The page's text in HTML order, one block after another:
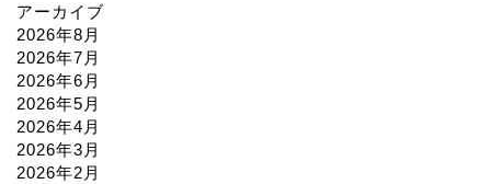
アーカイブ
2026年8月
2026年7月
2026年6月
2026年5月
2026年4月
2026年3月
2026年2月